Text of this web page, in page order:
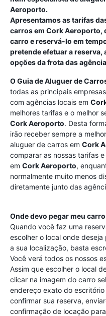
Aeroporto.
Apresentamos as tarifas
carros em Cork Aeroporto,
carro e reservá-lo em
pretende efetuar a reserva,
opções da frota das
O Guia de Aluguer de
todas as principais
com agências locais em
melhores tarifas e o melhor
Cork Aeroporto. Desta
irão receber sempre a
aluguer de carros em Cork
comparar as nossas tarifas
em Cork Aeroporto,
normalmente muito menos
diretamente junto das
Onde devo pegar meu
Quando você faz uma
escolher o local onde
a sua localização, basta
Você verá todos os nossos
Assim que escolher o local
clicar na imagem do carro
endereço exato do
confirmar sua reserva,
confirmação de locação